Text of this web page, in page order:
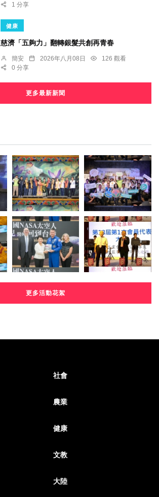
1 分享
健康
慈濟「五夠力」翻轉銀髮共創再青春
簡安 2026年八月08日
126 觀看
0 分享
更多最新新聞
更多活動花絮
社會
農業
健康
文教
大陸